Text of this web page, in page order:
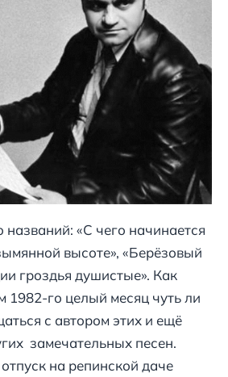
названий: «С чего начинается
высоте», «Берёзовый
гроздья душистые». Как
1982-го целый месяц чуть ли
с автором этих и ещё
замечательных песен.
на репинской даче